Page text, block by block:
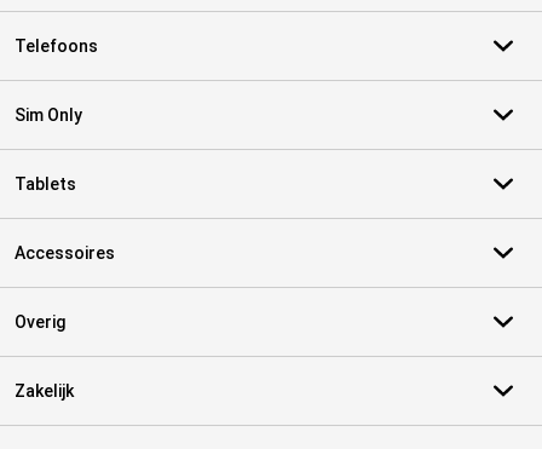
Telefoons
Sim Only
Tablets
Accessoires
Overig
Zakelijk